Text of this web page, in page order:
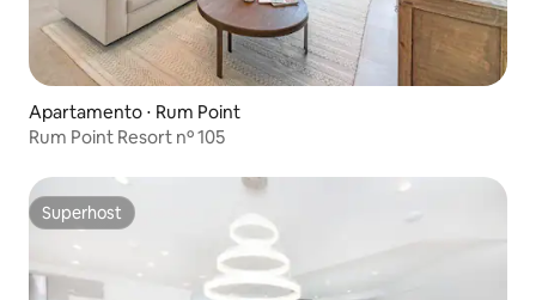
Apartamento ⋅ Rum Point
Rum Point Resort nº 105
Superhost
Superhost